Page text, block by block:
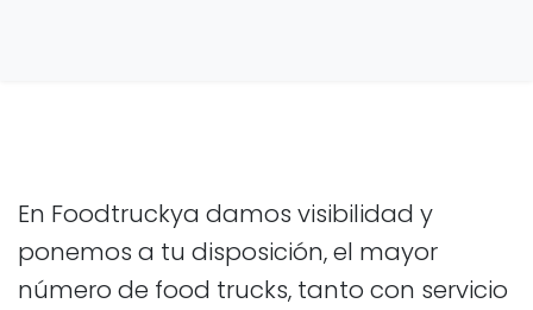
En Foodtruckya damos visibilidad y
ponemos a tu disposición, el mayor
número de food trucks, tanto con servicio